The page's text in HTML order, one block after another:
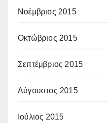
Νοέμβριος 2015
Οκτώβριος 2015
Σεπτέμβριος 2015
Αύγουστος 2015
Ιούλιος 2015